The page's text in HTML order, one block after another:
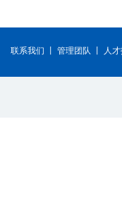
联系我们 管理团队 人